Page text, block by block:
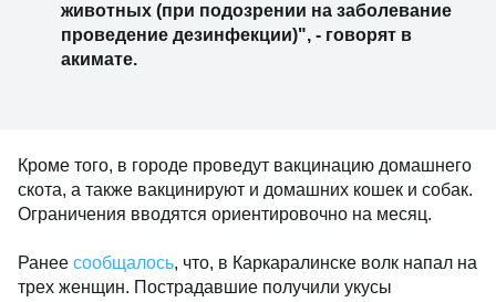
животных (при подозрении на заболевание
проведение дезинфекции)", - говорят в
акимате.
Кроме того, в городе проведут вакцинацию домашнего
скота, а также вакцинируют и домашних кошек и собак.
Ограничения вводятся ориентировочно на месяц.
Ранее сообщалось, что, в Каркаралинске волк напал на
трех женщин. Пострадавшие получили укусы